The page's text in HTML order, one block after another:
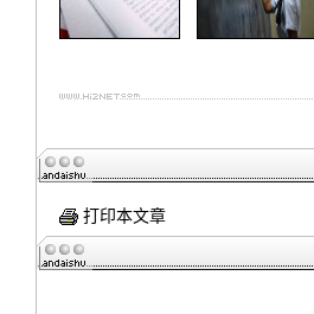
打印本文章